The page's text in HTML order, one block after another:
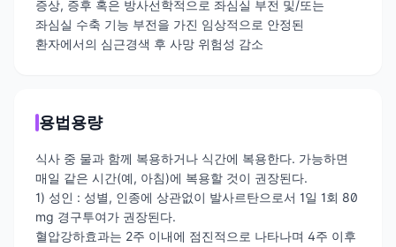
증상, 증후 혹은 방사선학적으로 좌심실 부전 및/또는
좌심실 수축 기능 부전을 가진 임상적으로 안정된
환자에서의 심근경색 후 사망 위험성 감소
용법용량
식사 중 물과 함께 복용하거나 식간에 복용한다. 가능하면
매일 같은 시간(예, 아침)에 복용할 것이 권장된다.
1) 성인 : 성별, 인종에 상관없이 발사르탄으로서 1일 1회 80
mg 경구투여가 권장된다.
혈압강하효과는 2주 이내에 점진적으로 나타나며 4주 이후